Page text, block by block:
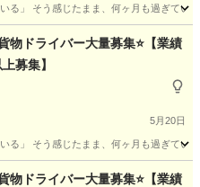
る」 そう感じたまま、何ヶ月も過ぎて
物ドライバー大量募集⭐【業績
募集】
5月20日
る」 そう感じたまま、何ヶ月も過ぎて
物ドライバー大量募集⭐【業績